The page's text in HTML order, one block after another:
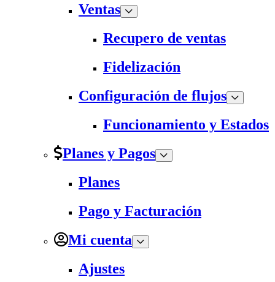
Ventas
Recupero de ventas
Fidelización
Configuración de flujos
Funcionamiento y Estados
Planes y Pagos
Planes
Pago y Facturación
Mi cuenta
Ajustes